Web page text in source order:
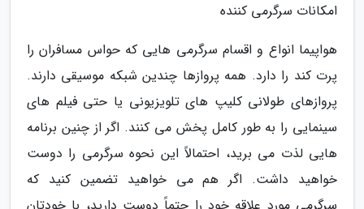
امکانات سرگرمی کننده
هواپیما انواع و اقسام سرگرمی هایی که حواس مسافران را
پرت کند را دارد. همه پروازها چندین شبکه موسیقی دارند.
پروازهای طولانی کلیپ های تلویزیونی یا حتی فیلم های
سینمایی را به طور کامل پخش می کنند. اگر از چنین برنامه
هایی لذت می برید، احتمالاً این نحوه سرگرمی را دوست
خواهید داشت. اگر هم می خواهید تضمین کنید که